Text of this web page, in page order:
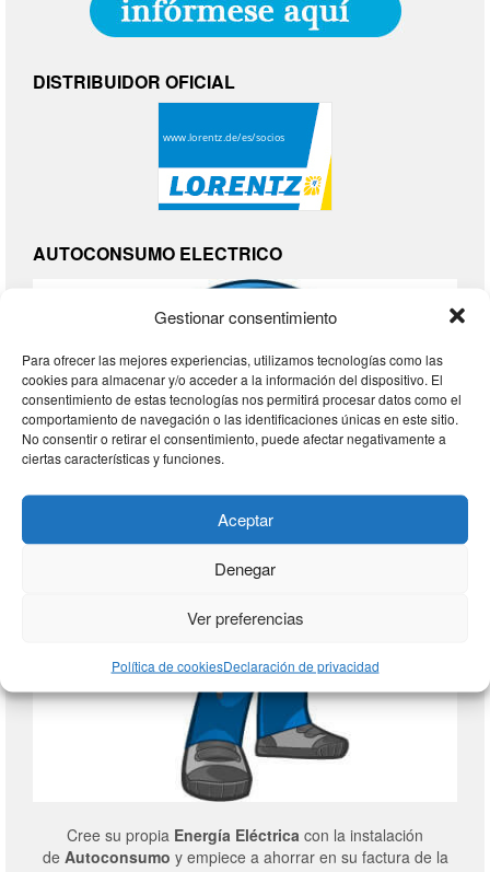
Gestionar consentimiento
Para ofrecer las mejores experiencias, utilizamos tecnologías como las
cookies para almacenar y/o acceder a la información del dispositivo. El
consentimiento de estas tecnologías nos permitirá procesar datos como el
comportamiento de navegación o las identificaciones únicas en este sitio.
No consentir o retirar el consentimiento, puede afectar negativamente a
ciertas características y funciones.
Aceptar
Denegar
Ver preferencias
Política de cookiesDeclaración de privacidad
DISTRIBUIDOR OFICIAL
AUTOCONSUMO ELECTRICO
Cree su propia Energía Eléctrica con la instalación
de Autoconsumo y empiece a ahorrar en su factura de la